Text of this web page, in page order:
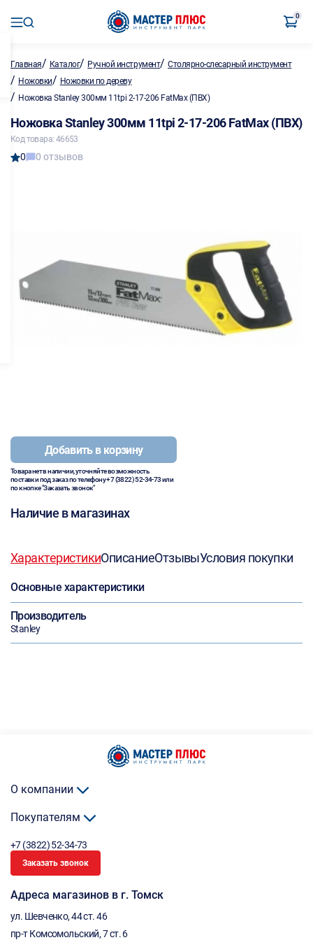
0
Главная/ Каталог/ Ручной инструмент/Столярно-слесарный инструмент
/ Ножовки/ Ножовки по дереву
/ Ножовка Stanley 300мм 11tpi 2-17-206 FatMax (ПВХ)
Ножовка Stanley 300мм 11tpi 2-17-206 FatMax (ПВХ)
Код товара: 46653
0 0 отзывов
Добавить в корзину
Товара нет в наличии, уточняйте возможность
поставки под заказ по телефону+7 (3822) 52-34-73или
по кнопке "Заказать звонок"
Наличие в магазинах
ХарактеристикиОписаниеОтзывыУсловия покупки
Основные характеристики
Производитель
Stanley
О компании
Покупателям
+7 (3822) 52-34-73
Заказать звонок
Адреса магазинов в г. Томск
ул. Шевченко, 44 ст. 46
пр-т Комсомольский, 7 ст. 6